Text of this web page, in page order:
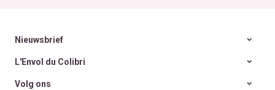
Nieuwsbrief
L'Envol du Colibri
Volg ons